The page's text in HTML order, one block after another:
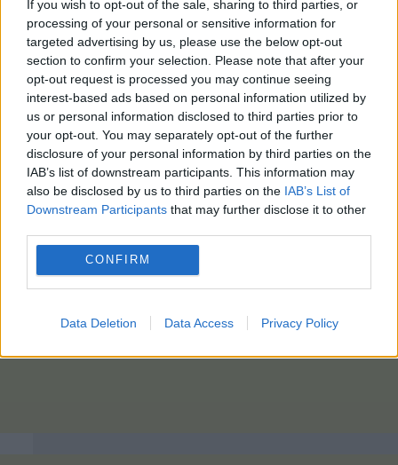
If you wish to opt-out of the sale, sharing to third parties, or
processing of your personal or sensitive information for
targeted advertising by us, please use the below opt-out
section to confirm your selection. Please note that after your
opt-out request is processed you may continue seeing
interest-based ads based on personal information utilized by
us or personal information disclosed to third parties prior to
your opt-out. You may separately opt-out of the further
disclosure of your personal information by third parties on the
IAB’s list of downstream participants. This information may
also be disclosed by us to third parties on the IAB’s List of
Downstream Participants that may further disclose it to other
CONFIRM
Data Deletion Data Access Privacy Policy